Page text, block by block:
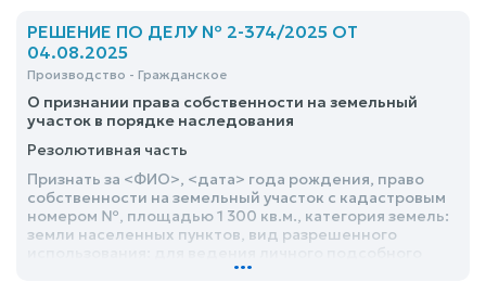
РЕШЕНИЕ ПО ДЕЛУ № 2-374/2025 ОТ
04.08.2025
Производство - Гражданское
О признании права собственности на земельный
участок в порядке наследования
Резолютивная часть
Признать за <ФИО>, <дата> года рождения, право
собственности на земельный участок с кадастровым
номером №, площадью 1 300 кв.м., категория земель:
земли населенных пунктов, вид разрешенного
хозяйства, расположенный по адресу <адрес>, в
...